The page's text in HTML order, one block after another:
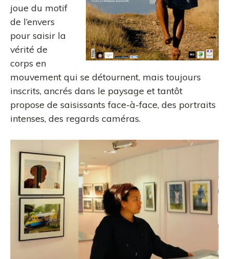
joue du motif
de l’envers
pour saisir la
vérité de
corps en
mouvement qui se détournent, mais toujours
inscrits, ancrés dans le paysage et tantôt
propose de saisissants face-à-face, des portraits
intenses, des regards caméras.